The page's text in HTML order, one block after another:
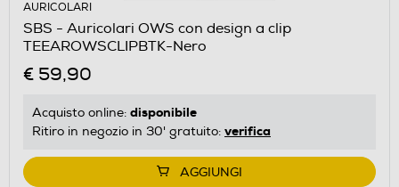
AURICOLARI
SBS - Auricolari OWS con design a clip
TEEAROWSCLIPBTK-Nero
€ 59,90
Acquisto online: disponibile
Ritiro in negozio in 30' gratuito: verifica
AGGIUNGI